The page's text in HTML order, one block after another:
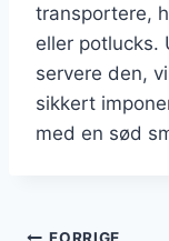
transportere,
eller
servere den,
sikkert
med en sød